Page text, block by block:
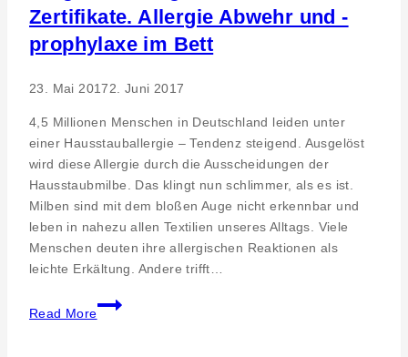
DGE-
Zertifikat
gesundheitsfördernde
nachhaltige
Verpflegung
Zertifikate. Allergie Abwehr und -
prophylaxe im Bett
23. Mai 20172. Juni 2017
4,5 Millionen Menschen in Deutschland leiden unter
einer Hausstauballergie – Tendenz steigend. Ausgelöst
wird diese Allergie durch die Ausscheidungen der
Hausstaubmilbe. Das klingt nun schlimmer, als es ist.
Milben sind mit dem bloßen Auge nicht erkennbar und
leben in nahezu allen Textilien unseres Alltags. Viele
Menschen deuten ihre allergischen Reaktionen als
leichte Erkältung. Andere trifft…
Read More
Holger
Genkinger